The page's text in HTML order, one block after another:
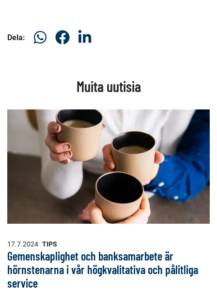
Dela:
Dela
Dela
Dela
Muita uutisia
17.7.2024 TIPS
Gemenskaplighet och banksamarbete är
hörnstenarna i vår högkvalitativa och pålitliga
service